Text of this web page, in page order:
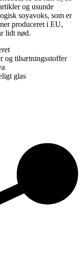
og usunde
soyavoks, som er
produceret i EU,
lidt nød.
og tilsætningsstoffer
glas